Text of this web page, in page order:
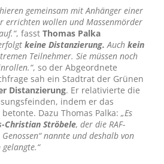
gemeinsam mit Anhänger einer
errichten wollen und Massenmörder
, fasst Thomas Palka
keine Distanzierung. Auch kein
Teilnehmer. Sie müssen noch
, so der Abgeordnete
sah ein Stadtrat der Grünen
Distanzierung. Er relativierte die
indem er das
Dazu Thomas Palka: „Es
Christian Ströbele, der die RAF-
nannte und deshalb von